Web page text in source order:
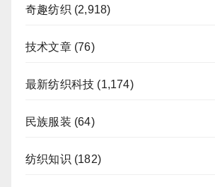
奇趣纺织 (2,918)
技术文章(76)
最新纺织科技 (1,174)
民族服装 (64)
纺织知识 (182)